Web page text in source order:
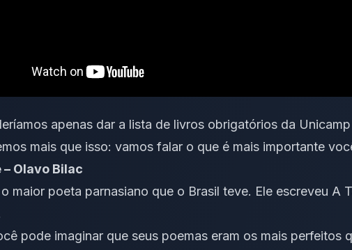
apenas dar a lista de livros obrigatórios da
mais que isso: vamos falar o que é mais importante
Olavo Bilac
maior poeta parnasiano que o Brasil teve. Ele escreveu A
pode imaginar que seus poemas eram os mais perfeitos